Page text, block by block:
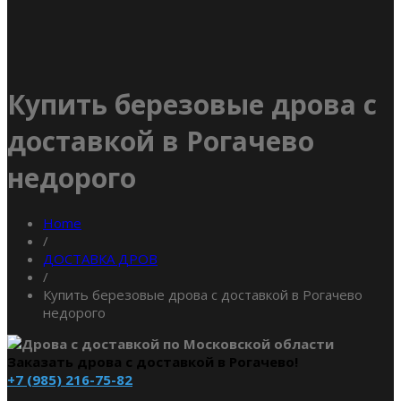
Купить березовые дрова с
доставкой в Рогачево
недорого
Home
/
ДОСТАВКА ДРОВ
/
Купить березовые дрова с доставкой в Рогачево
недорого
Заказать дрова с доставкой в Рогачево!
+7 (985) 216-75-82